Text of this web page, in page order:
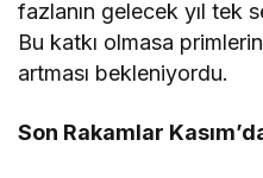
fazlanın gelecek yıl tek
Bu katkı olmasa
artması bekleniyordu.
Son Rakamlar